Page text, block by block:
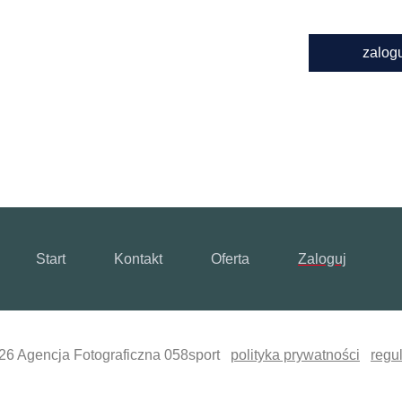
Start Kontakt Oferta Zaloguj
Agencja Fotograficzna 058sport polityka prywatności